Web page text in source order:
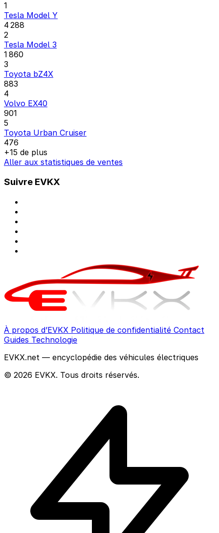
1
Tesla Model Y
4 288
2
Tesla Model 3
1 860
3
Toyota bZ4X
883
4
Volvo EX40
901
5
Toyota Urban Cruiser
476
+15 de plus
Aller aux statistiques de ventes
Suivre EVKX
À propos d’EVKX Politique de confidentialité Contact
Guides Technologie
EVKX.net — encyclopédie des véhicules électriques
© 2026 EVKX. Tous droits réservés.